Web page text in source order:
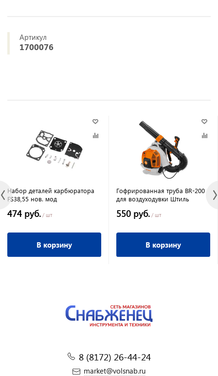
Артикул
1700076
Набор деталей карбюратора
FS38,55 нов. мод
474 руб. / шт
В корзину
Гофрированная труба BR-200
для воздуходувки Штиль
550 руб. / шт
В корзину
8 (8172) 26-44-24
market@volsnab.ru